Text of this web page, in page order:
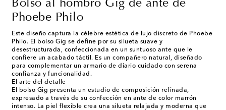
Bolso al hombro Gig de ante de
Phoebe Philo
Este diseño captura la célebre estética de lujo discreto de Phoebe
Philo. El bolso Gig se define por su silueta suave y
desestructurada, confeccionada en un suntuoso ante que le
confiere un acabado táctil. Es un compañero natural, diseñado
para complementar un armario de diario cuidado con serena
confianza y funcionalidad.
El arte del detalle
El bolso Gig presenta un estudio de composición refinada,
expresado a través de su confección en ante de color marrón
intenso. La piel flexible crea una silueta relajada y moderna que